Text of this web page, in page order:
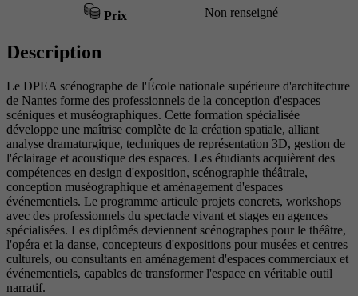
Prix Non renseigné
Description
Le DPEA scénographe de l'École nationale supérieure d'architecture
de Nantes forme des professionnels de la conception d'espaces
scéniques et muséographiques. Cette formation spécialisée
développe une maîtrise complète de la création spatiale, alliant
analyse dramaturgique, techniques de représentation 3D, gestion de
l'éclairage et acoustique des espaces. Les étudiants acquièrent des
compétences en design d'exposition, scénographie théâtrale,
conception muséographique et aménagement d'espaces
événementiels. Le programme articule projets concrets, workshops
avec des professionnels du spectacle vivant et stages en agences
spécialisées. Les diplômés deviennent scénographes pour le théâtre,
l'opéra et la danse, concepteurs d'expositions pour musées et centres
culturels, ou consultants en aménagement d'espaces commerciaux et
événementiels, capables de transformer l'espace en véritable outil
narratif.